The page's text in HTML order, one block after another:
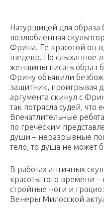
Натурщицей для образа
возлюбленная
Фрина. Ее красотой он
шедевр. Но слыханное
женщины писать образ
Фрину объявили
защитник, проигрывая
аргумента скинул с
так потрясла судей,
Впечатлительные
по греческим
души – неразрывные
тело, то душа не может
В работах античных
красоты того времени –
стройные ноги и
Венеры Милосской